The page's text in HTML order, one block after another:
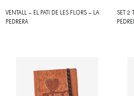
VENTALL – EL PATI DE LES FLORS – LA
PEDRERA
SET 2